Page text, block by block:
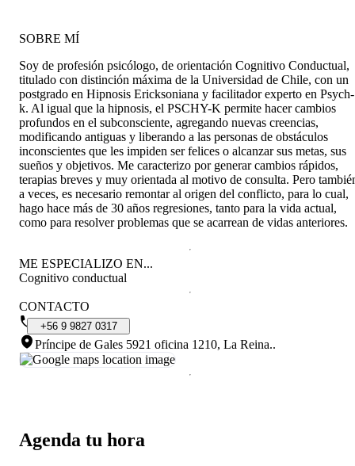
Agenda tu hora
SOBRE MÍ
Soy de profesión psicólogo, de orientación Cognitivo Conductual,
titulado con distinción máxima de la Universidad de Chile, con un
postgrado en Hipnosis Ericksoniana y facilitador experto en Psych-
k. Al igual que la hipnosis, el PSCHY-K permite hacer cambios
profundos en el subconsciente, agregando nuevas creencias,
modificando antiguas y liberando a las personas de obstáculos
inconscientes que les impiden ser felices o alcanzar sus metas, sus
sueños y objetivos. Me caracterizo por generar cambios rápidos,
terapias breves y muy orientada al motivo de consulta. Pero
a veces, es necesario remontar al origen del conflicto, para lo cual,
hago hace más de 30 años regresiones, tanto para la vida actual,
como para resolver problemas que se acarrean de vidas anteriores.
ME ESPECIALIZO EN...
Cognitivo conductual
CONTACTO
+56 9 9827 0317
Príncipe de Gales 5921 oficina 1210, La Reina..